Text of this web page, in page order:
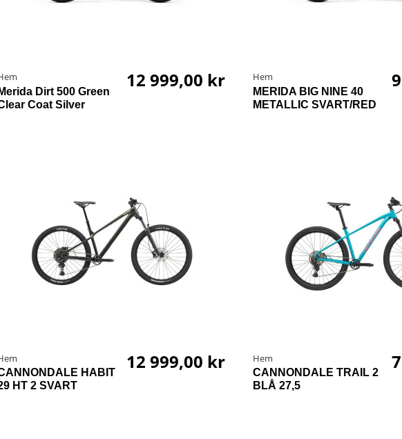
Merida Dirt 500 Green
Coat Silver
12 999,00 kr Hem
MERIDA BIG NINE 40
METALLIC SVART/RED
HABIT
HT 2 SVART
12 999,00 kr Hem
CANNONDALE TRAIL 2
BLÅ 27,5